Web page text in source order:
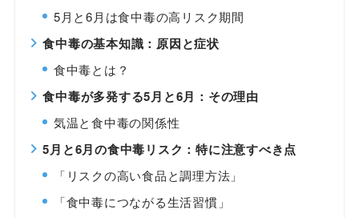
5月と6月は食中毒の高リスク期間
食中毒の基本知識：原因と症状
食中毒とは？
食中毒が多発する5月と6月：その理由
気温と食中毒の関係性
5月と6月の食中毒リスク：特に注意すべき点
「リスクの高い食品と調理方法」
「食中毒につながる生活習慣」